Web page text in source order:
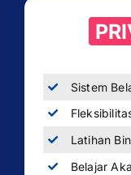
Sistem
Latihan
Belajar